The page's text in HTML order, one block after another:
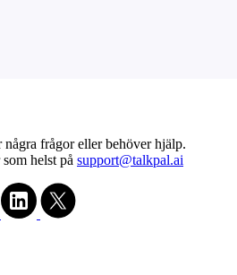
frågor eller behöver hjälp.
helst på support@talkpal.ai